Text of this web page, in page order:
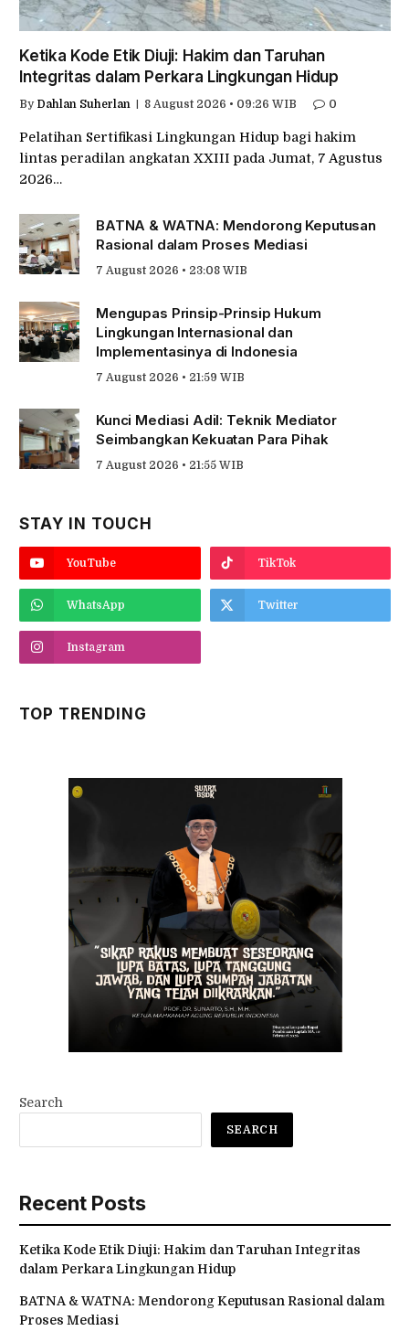
Ketika Kode Etik Diuji: Hakim dan Taruhan
Integritas dalam Perkara Lingkungan Hidup
By Dahlan Suherlan 8 August 2026 • 09:26 WIB 0
Pelatihan Sertifikasi Lingkungan Hidup bagi hakim
lintas peradilan angkatan XXIII pada Jumat, 7 Agustus
2026…
BATNA & WATNA: Mendorong Keputusan
Rasional dalam Proses Mediasi
7 August 2026 • 23:08 WIB
Mengupas Prinsip-Prinsip Hukum
Lingkungan Internasional dan
Implementasinya di Indonesia
7 August 2026 • 21:59 WIB
Kunci Mediasi Adil: Teknik Mediator
Seimbangkan Kekuatan Para Pihak
7 August 2026 • 21:55 WIB
STAY IN TOUCH
YouTube TikTok
WhatsApp Twitter
Instagram
TOP TRENDING
Search
SEARCH
Recent Posts
Ketika Kode Etik Diuji: Hakim dan Taruhan Integritas
dalam Perkara Lingkungan Hidup
BATNA & WATNA: Mendorong Keputusan Rasional dalam
Proses Mediasi